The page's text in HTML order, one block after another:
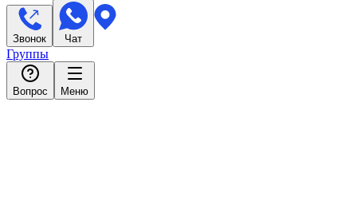
Звонок Чат
Группы
Вопрос Меню